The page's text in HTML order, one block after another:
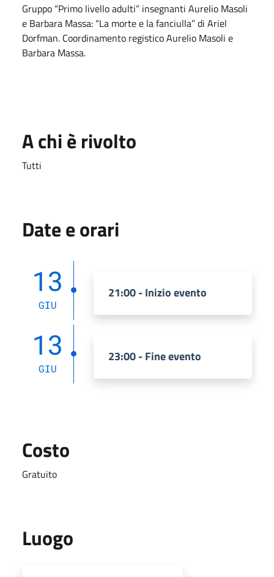
Gruppo “Primo livello adulti” insegnanti Aurelio Masoli
e Barbara Massa: “La morte e la fanciulla” di Ariel
Dorfman. Coordinamento registico Aurelio Masoli e
Barbara Massa.
A chi è rivolto
Tutti
Date e orari
13
GIU
21:00 - Inizio evento
13
GIU
23:00 - Fine evento
Costo
Gratuito
Luogo